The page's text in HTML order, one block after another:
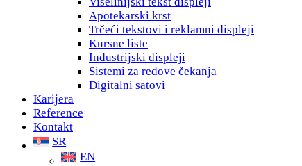
Apotekarski krst
Trčeći tekstovi i reklamni displeji
Kursne liste
Industrijski displeji
Sistemi za redove čekanja
Digitalni satovi
Karijera
Reference
Kontakt
SR
EN